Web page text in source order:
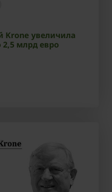
Krone увеличила
млрд евро